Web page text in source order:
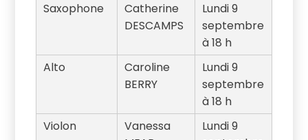
Saxophone
Catherine
DESCAMPS
Lundi 9
septembre
à 18 h
Alto
Caroline
BERRY
Lundi 9
septembre
à 18 h
Violon
Vanessa
Lundi 9